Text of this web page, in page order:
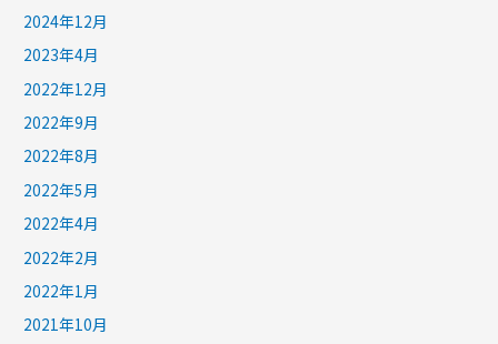
2024年12月
2023年4月
2022年12月
2022年9月
2022年8月
2022年5月
2022年4月
2022年2月
2022年1月
2021年10月